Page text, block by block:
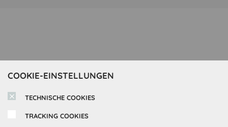
COOKIE-EINSTELLUNGEN
TECHNISCHE COOKIES
TRACKING COOKIES